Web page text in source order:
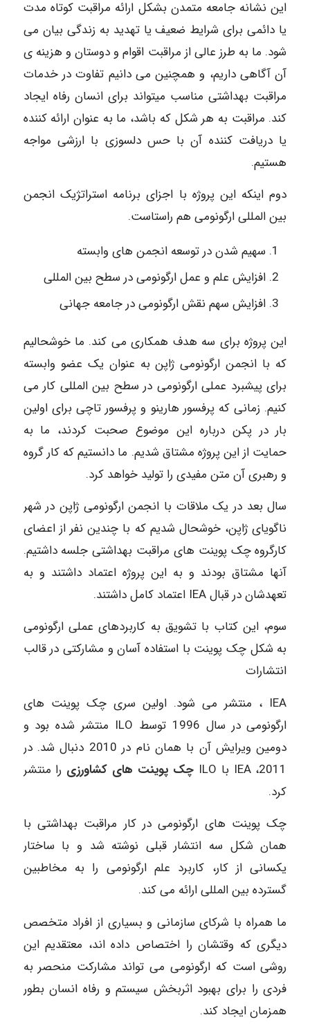
این نشانه جامعه متمدن بشکل ارائه مراقبت کوتاه مدت
یا دائمی برای شرایط ضعیف یا تهدید به زندگی بیان می
شود. ما به طرز عالی از مراقبت اقوام و دوستان و هزینه ی
آن آگاهی داریم، و همچنین می دانیم تفاوت در خدمات
مراقبت بهداشتی مناسب میتواند برای انسان رفاه ایجاد
کند. مراقبت به هر شکل که باشد، ما به عنوان ارائه کننده
یا دریافت کننده آن با حس دلسوزی با ارزشی مواجه
هستیم.
دوم اینکه این پروژه با اجزای برنامه استراتژیک انجمن
بین المللی ارگونومی هم راستاست.
سهیم شدن در توسعه انجمن های وابسته
افزایش علم و عمل ارگونومی در سطح بین المللی
افزایش سهم نقش ارگونومی در جامعه جهانی
این پروژه برای سه هدف همکاری می کند. ما خوشحالیم
که با انجمن ارگونومی ژاپن به عنوان یک عضو وابسته
برای پیشبرد عملی ارگونومی در سطح بین المللی کار می
کنیم. زمانی که پرفسور هارینو و پرفسور تاچی برای اولین
بار در پکن درباره این موضوع صحبت کردند، ما به
حمایت از این پروژه مشتاق شدیم. ما دانستیم که کار گروه
و رهبری آن متن مفیدی را تولید خواهد کرد.
سال بعد در یک ملاقات با انجمن ارگونومی ژاپن در شهر
ناگویای ژاپن، خوشحال شدیم که با چندین نفر از اعضای
کارگروه چک پوینت های مراقبت بهداشتی جلسه داشتیم.
آنها مشتاق بودند و به این پروژه اعتماد داشتند و به
تعهدشان در قبال IEA اعتماد کامل داشتند.
سوم، این کتاب با تشویق به کاربردهای عملی ارگونومی
به شکل چک پوینت با استفاده آسان و مشارکتی در قالب
انتشارات
IEA ، منتشر می شود. اولین سری چک پوینت های
ارگونومی در سال 1996 توسط ILO منتشر شده بود و
دومین ویرایش آن با همان نام در 2010 دنبال شد. در
IEA ،2011 با ILO
چک پوینت های کشاورزی را منتشر
کرد.
چک پوینت های ارگونومی در کار مراقبت بهداشتی با
همان شکل سه انتشار قبلی نوشته شد و با ساختار
یکسانی از کار، کاربرد علم ارگونومی را به مخاطبین
گسترده بین المللی ارائه می کند.
ما همراه با شرکای سازمانی و بسیاری از افراد متخصص
دیگری که وقتشان را اختصاص داده اند، معتقدیم این
روشی است که ارگونومی می تواند مشارکت منحصر به
فردی را برای بهبود اثربخش سیستم و رفاه انسان بطور
همزمان ایجاد کند.